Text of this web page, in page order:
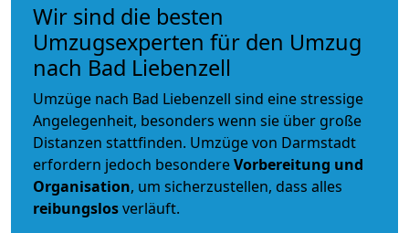
Wir sind die besten
Umzugsexperten für den Umzug
nach Bad Liebenzell
Umzüge nach Bad Liebenzell sind eine stressige
Angelegenheit, besonders wenn sie über große
Distanzen stattfinden. Umzüge von Darmstadt
erfordern jedoch besondereVorbereitung und
Organisation, um sicherzustellen, dass alles
reibungslosverläuft.